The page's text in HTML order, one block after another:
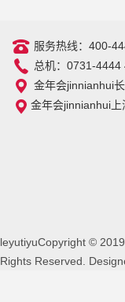
服务热线：400-
总机：0731-4444
金年会jinnianhui
金年会jinnianhui
leyutiyuCopyright ©
Rights Reserved.